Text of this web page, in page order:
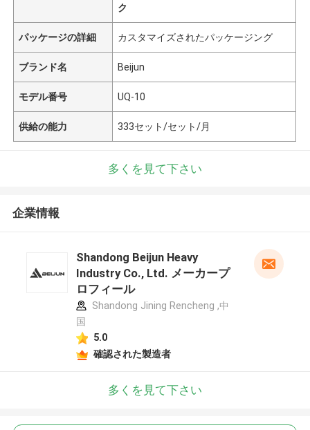
ク
パッケージの詳細 カスタマイズされたパッケージング
ブランド名 Beijun
モデル番号 UQ-10
供給の能力 333セット/セット/月
多くを見て下さい
企業情報
Shandong Beijun Heavy
Industry Co., Ltd. メーカープ
ロフィール
Shandong Jining Rencheng ,中
国
5.0
確認された製造者
多くを見て下さい